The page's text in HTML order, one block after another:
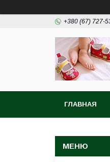
+380 (67) 727-
ГЛАВНАЯ